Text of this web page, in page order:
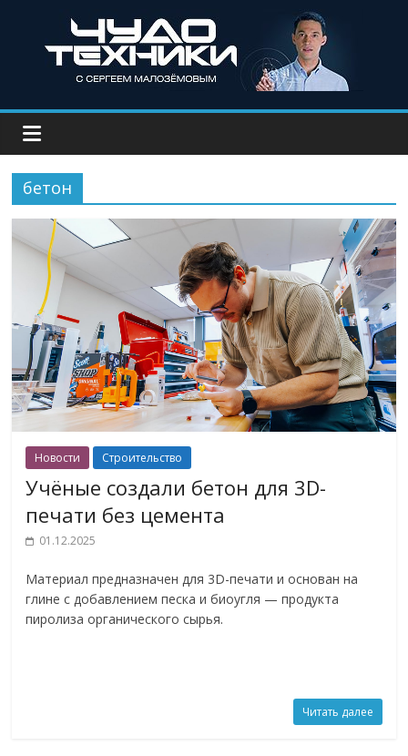
бетон
Новости Строительство
Учёные создали бетон для 3D-
печати без цемента
01.12.2025
Материал предназначен для 3D-печати и основан на
глине с добавлением песка и биоугля — продукта
пиролиза органического сырья.
Читать далее